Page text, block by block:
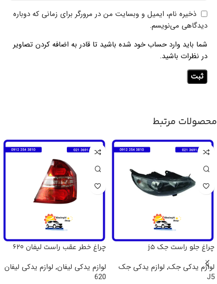
ذخیره نام، ایمیل و وبسایت من در مرورگر برای زمانی که دوباره
دیدگاهی می‌نویسم.
شما باید وارد حساب خود شده باشید تا قادر به اضافه کردن تصاویر
در نظرات باشید.
محصولات مرتبط
چراغ جلو راست جک j5
لوازم یدکی جک, لوازم یدکی جک
J5
چراغ خطر عقب راست لیفان 620
لوازم یدکی لیفان, لوازم یدکی لیفان
620